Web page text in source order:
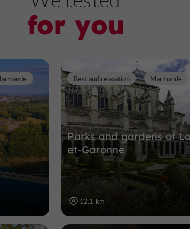
for you
Parks and gardens of
et-Garonne
Rest and relaxation Marmande
12,1 km